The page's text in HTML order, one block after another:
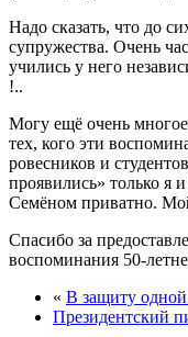
Надо сказать, что до
супружества. Очень
учились у него
!..
Могу ещё очень
тех, кого эти
ровесников и
проявились» только я
Семёном приватно.
Спасибо за
воспоминания 50-
« В защиту
Президентский